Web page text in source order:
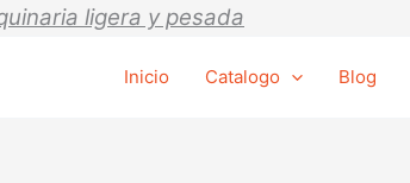
ligera y pesada
Inicio Catalogo Blog